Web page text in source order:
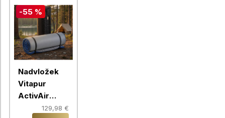
-55 %
Nadvložek
Vitapur
ActivAir
129,98 €